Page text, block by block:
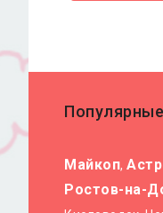
Майкоп,
Ростов-на-